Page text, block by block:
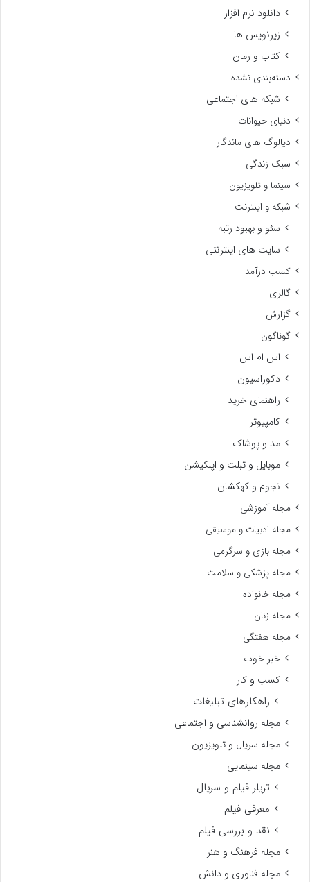
دانلود نرم افزار
زیرنویس ها
کتاب و رمان
دسته‌بندی نشده
شبکه های اجتماعی
دنیای حیوانات
دیالوگ های ماندگار
سبک زندگی
سینما و تلویزیون
شبکه و اینترنت
سئو و بهبود رتبه
سایت های اینترنتی
کسب درآمد
گالری
گزارش
گوناگون
اس ام اس
دکوراسیون
راهنمای خرید
کامپیوتر
مد و پوشاک
موبایل و تبلت و اپلکیشن
نجوم و کهکشان
مجله آموزشی
مجله ادبیات و موسیقی
مجله بازی و سرگرمی
مجله پزشکی و سلامت
مجله خانواده
مجله زنان
مجله هفتگی
خبر خوب
کسب و کار
راهکارهای تبلیغات
مجله روانشناسی و اجتماعی
مجله سریال و تلویزیون
مجله سینمایی
تریلر فیلم و سریال
معرفی فیلم
نقد و بررسی فیلم
مجله فرهنگ و هنر
مجله فناوری و دانش